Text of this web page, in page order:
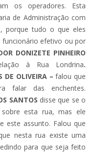
os operadores. Esta
de Administração com
porque tudo o que eles
efetivo ou por
DONIZETE PINHEIRO
à Rua Londrina.
DE OLIVEIRA –falou que
falar das enchentes.
SANTOS disse que se o
esta rua, mas ele
este assunto. Falou que
nesta rua existe uma
para que seja feito